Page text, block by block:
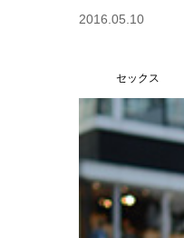
2016.05.10
セックス